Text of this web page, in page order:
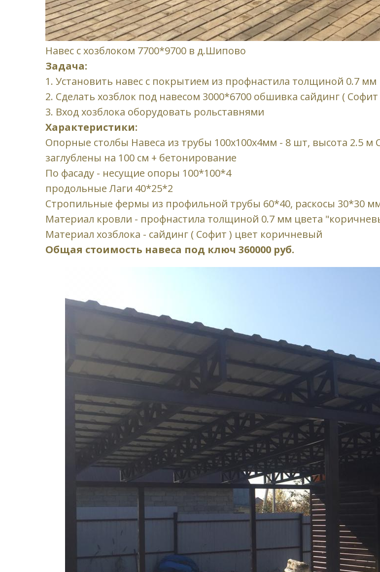
Навес с хозблоком 7700*9700 в д.Шипово
Задача:
1. Установить навес с покрытием из профнастила толщиной 0.7 мм
2. Сделать хозблок под навесом 3000*6700 обшивка сайдинг ( Софит
3. Вход хозблока оборудовать рольставнями
Характеристики:
Опорные столбы Навеса из трубы 100х100х4мм - 8 шт, высота 2.5 м
заглублены на 100 см + бетонирование
По фасаду - несущие опоры 100*100*4
продольные Лаги 40*25*2
Стропильные фермы из профильной трубы 60*40, раскосы 30*30
Материал кровли - профнастила толщиной 0.7 мм цвета
Материал хозблока - сайдинг ( Софит ) цвет коричневый
Общая стоимость навеса под ключ 360000 руб.